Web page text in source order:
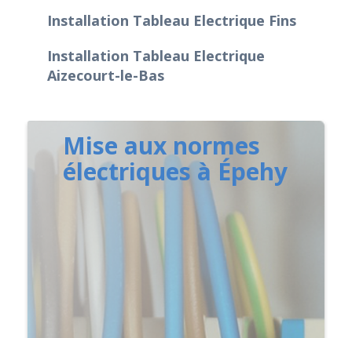
Installation Tableau Electrique Fins
Installation Tableau Electrique
Aizecourt-le-Bas
Mise aux normes
électriques à Épehy